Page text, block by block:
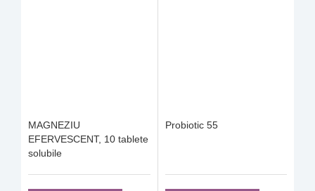
MAGNEZIU
EFERVESCENT, 10 tablete
solubile
Probiotic 55